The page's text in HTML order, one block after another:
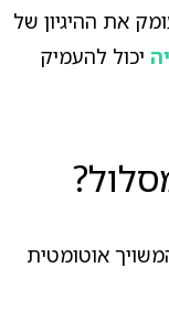
את ההיגיון של
יכול להעמיק
אוטומטית